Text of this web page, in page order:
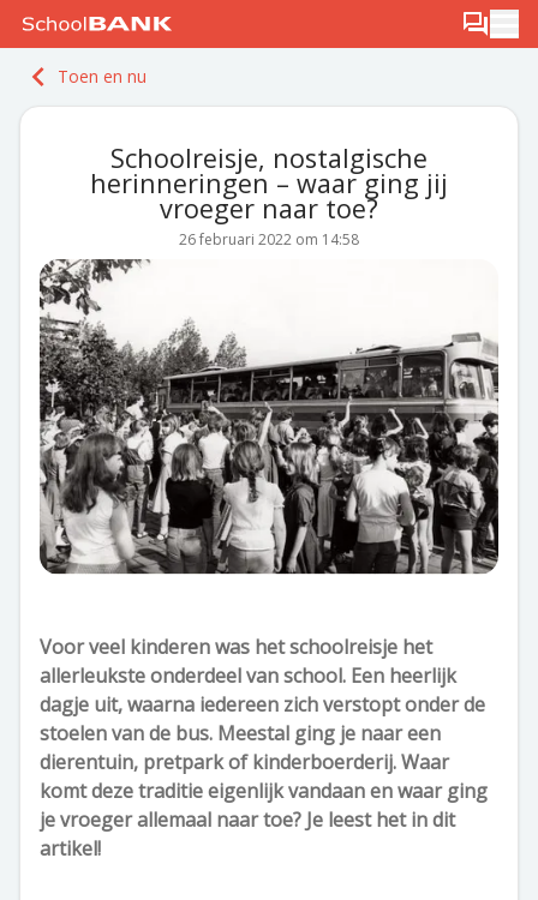
Ga naar de inhoud Berichten
Meld je gratis aan
Toen en nu
Schoolreisje, nostalgische
herinneringen – waar ging jij
vroeger naar toe?
26 februari 2022 om 14:58
Voor veel kinderen was het schoolreisje het
allerleukste onderdeel van school. Een heerlijk
dagje uit, waarna iedereen zich verstopt onder de
stoelen van de bus. Meestal ging je naar een
dierentuin, pretpark of kinderboerderij. Waar
komt deze traditie eigenlijk vandaan en waar ging
je vroeger allemaal naar toe? Je leest het in dit
artikel!